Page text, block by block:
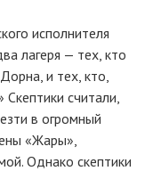
исполнителя
лагеря — тех, кто
и тех, кто,
считали,
в огромный
«Жары»,
Однако скептики